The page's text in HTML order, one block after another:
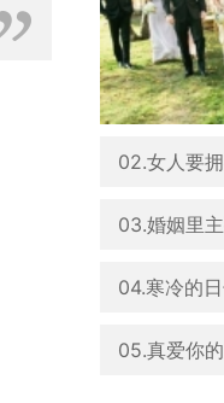
02.女人要
03.婚姻里
05.真爱你